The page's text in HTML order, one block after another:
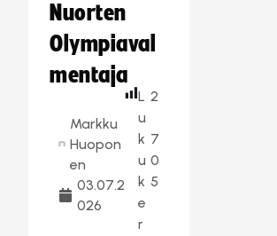
Nuorten
Olympiaval
mentaja
Markku
Huopon
en
03.07.2
026
L
u
k
u
k
e
r
2
7
0
5